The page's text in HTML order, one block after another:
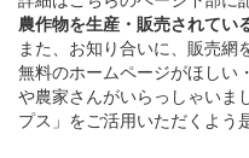
農作物を生産・販売されてい
また、お知り合いに、販売網
無料のホームページがほしい
や農家さんがいらっしゃいま
プス」をご活用いただくよう